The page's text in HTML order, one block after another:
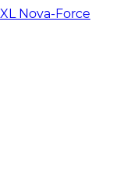
Nova-Force